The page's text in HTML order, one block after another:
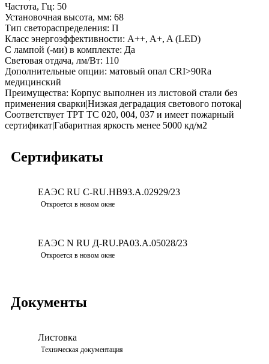
Частота, Гц: 50
Установочная высота, мм: 68
Тип светораспределения: П
Класс энергоэффективности: A++, A+, A (LED)
С лампой (-ми) в комплекте: Да
Световая отдача, лм/Вт: 110
Дополнительные опции: матовый опал CRI>90Ra
медицинский
Преимущества: Корпус выполнен из листовой стали без
применения сварки|Низкая деградация светового потока|
Соответствует ТРТ ТС 020, 004, 037 и имеет пожарный
сертификат|Габаритная яркость менее 5000 кд/м2
Сертификаты
ЕАЭС RU С-RU.НВ93.А.02929/23
Откроется в новом окне
ЕАЭС N RU Д-RU.РА03.А.05028/23
Откроется в новом окне
Документы
Листовка
Техническая документация